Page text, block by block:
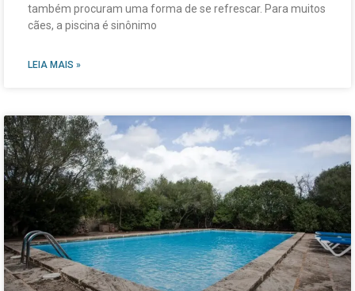
também procuram uma forma de se refrescar. Para muitos
cães, a piscina é sinônimo
LEIA MAIS »